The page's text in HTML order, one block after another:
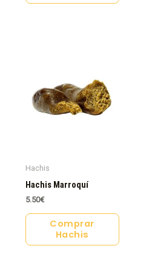
Hachis
Hachis Marroquí
5.50€
Comprar
Hachis